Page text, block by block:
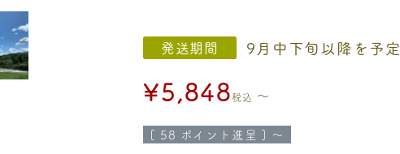
発送期間 9月中下旬以降を予定
¥5,848税込 〜
[ 58 ポイント進呈 ] 〜